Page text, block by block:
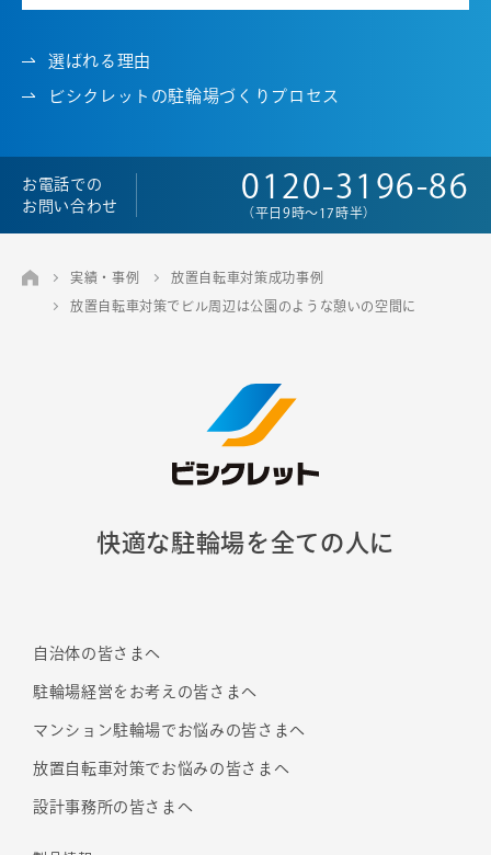
選ばれる理由
ビシクレットの駐輪場づくりプロセス
お電話での
お問い合わせ
0120-3196-86
（平日9時～17時半）
実績・事例 放置自転車対策成功事例
放置自転車対策でビル周辺は公園のような憩いの空間に
快適な駐輪場を全ての人に
自治体の皆さまへ
駐輪場経営をお考えの皆さまへ
マンション駐輪場でお悩みの皆さまへ
放置自転車対策でお悩みの皆さまへ
設計事務所の皆さまへ